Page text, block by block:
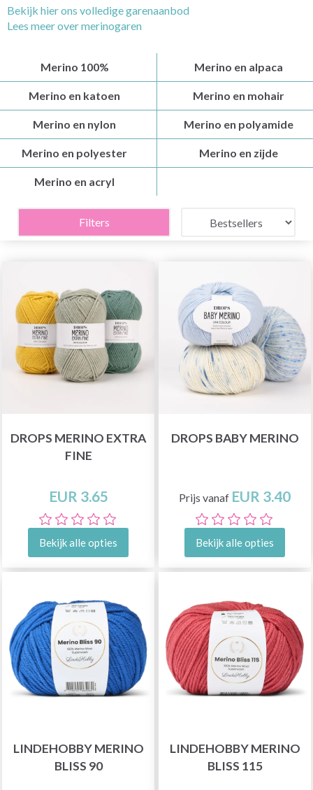
Bekijk hier ons volledige garenaanbod
Lees meer over merinogaren
Merino 100% Merino en alpaca
Merino en katoen Merino en mohair
Merino en nylon Merino en polyamide
Merino en polyester Merino en zijde
Merino en acryl
Filters
DROPS MERINO EXTRA
FINE
EUR 3.65
Bekijk alle opties
DROPS BABY MERINO
Prijs vanaf EUR 3.40
Bekijk alle opties
LINDEHOBBY MERINO
BLISS 90
LINDEHOBBY MERINO
BLISS 115